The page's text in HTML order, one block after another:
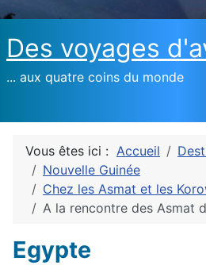
Des voyages
... aux quatre coins du monde
Vous êtes ici : Accueil
Nouvelle Guinée
Chez les Asmat et les
A la rencontre des Asmat
Egypte